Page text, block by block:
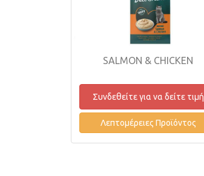
SALMON & CHICKEN
Συνδεθείτε για να δείτε τιμή
Λεπτομέρειες Προϊόντος